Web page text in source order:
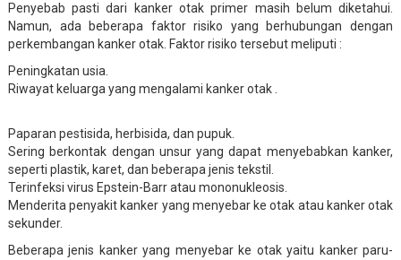
Penyebab pasti dari kanker otak primer masih belum diketahui.
Namun, ada beberapa faktor risiko yang berhubungan dengan
perkembangan kanker otak. Faktor risiko tersebut meliputi :
Peningkatan usia.
Riwayat keluarga yang mengalami kanker otak .
Paparan pestisida, herbisida, dan pupuk.
Sering berkontak dengan unsur yang dapat menyebabkan kanker,
seperti plastik, karet, dan beberapa jenis tekstil.
Terinfeksi virus Epstein-Barr atau mononukleosis.
Menderita penyakit kanker yang menyebar ke otak atau kanker otak
sekunder.
Beberapa jenis kanker yang menyebar ke otak yaitu kanker paru-